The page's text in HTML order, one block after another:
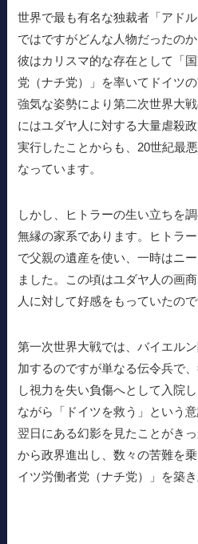
世界で最も有名な独裁者「アド
ではですがどんな人物だったのか
彼はカリスマ的な存在として「
党（ナチ党）」を率いてドイツ
強気な姿勢により第二次世界大
にはユダヤ人に対する大量虐殺
実行したことからも、20世紀最
なっています。
しかし、ヒトラーの生い立ちを
無縁の家系であります。ヒトラ
で父親の遺産を使い、一時はニ
ました。この頃はユダヤ人の画
人に対して好感をもっていたので
第一次世界大戦では、バイエル
加するのですが単なる伝令兵で
し視力を失い負傷へとして入院
ながら「ドイツを救う」という
翌日にある幻影を見たことがき
から政界進出し、数々の苦難を
イツ労働者党（ナチ党）」を築